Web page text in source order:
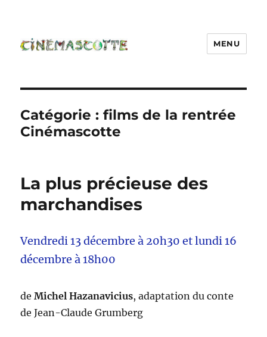
MENU
Catégorie :films de la rentrée
Cinémascotte
La plus précieuse des
marchandises
Vendredi 13 décembre à 20h30 et lundi 16
décembre à 18h00
de Michel Hazanavicius, adaptation du conte
de Jean-Claude Grumberg